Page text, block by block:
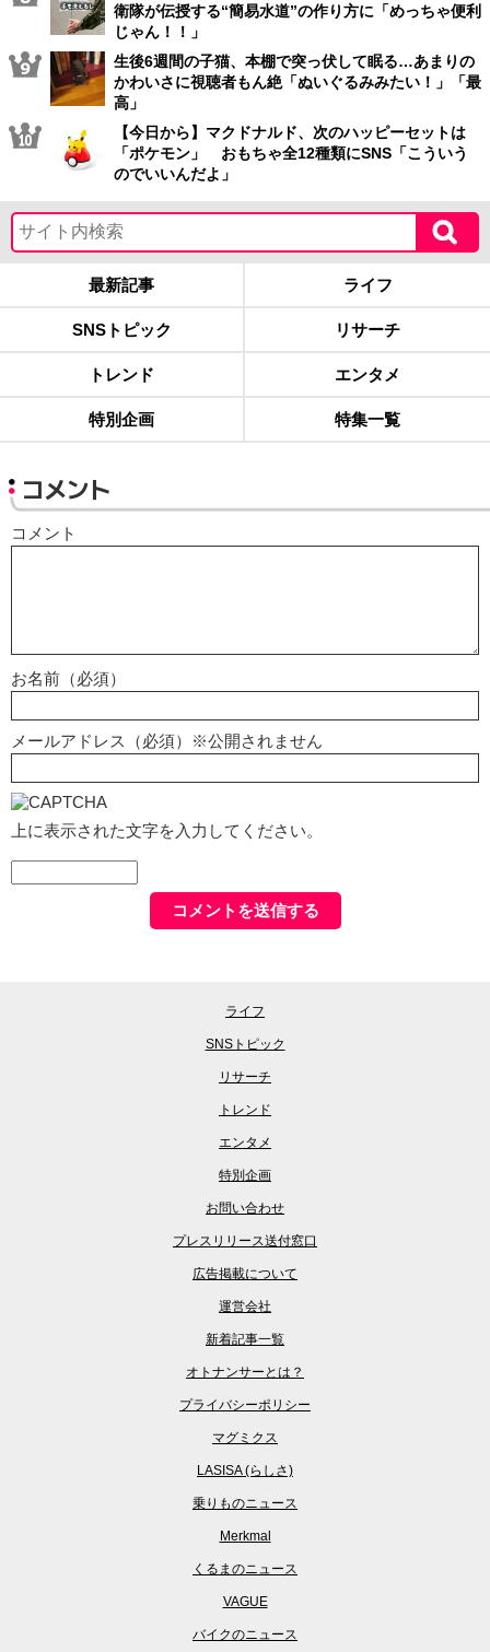
衛隊が伝授する“簡易水道”の作り方に「めっちゃ便利
じゃん！！」
生後6週間の子猫、本棚で突っ伏して眠る…あまりの
かわいさに視聴者もん絶「ぬいぐるみみたい！」「最
高」
【今日から】マクドナルド、次のハッピーセットは
「ポケモン」 おもちゃ全12種類にSNS「こういう
のでいいんだよ」
最新記事 ライフ
SNSトピック リサーチ
トレンド エンタメ
特別企画 特集一覧
コメント
コメント
お名前（必須）
メールアドレス（必須）※公開されません
上に表示された文字を入力してください。
ライフ
SNSトピック
リサーチ
トレンド
エンタメ
特別企画
お問い合わせ
プレスリリース送付窓口
広告掲載について
運営会社
新着記事一覧
オトナンサーとは？
プライバシーポリシー
マグミクス
LASISA (らしさ)
乗りものニュース
Merkmal
くるまのニュース
VAGUE
バイクのニュース